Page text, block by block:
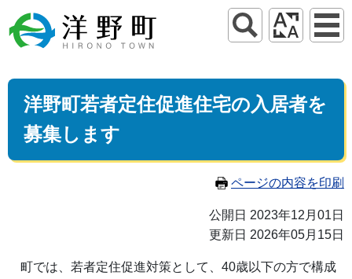
洋野町若者定住促進住宅の入居者を
募集します
ページの内容を印刷
公開日 2023年12月01日
更新日 2026年05月15日
町では、若者定住促進対策として、40歳以下の方で構成